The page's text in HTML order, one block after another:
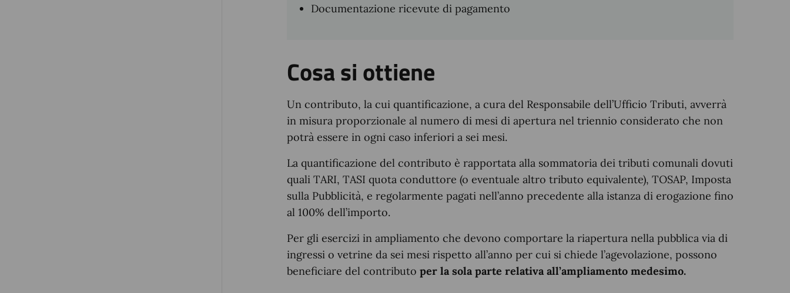
Documentazione ricevute di pagamento
Cosa si ottiene
Un contributo, la cui quantificazione, a cura del Responsabile dell’Ufficio Tributi, avverrà
in misura proporzionale al numero di mesi di apertura nel triennio considerato che non
potrà essere in ogni caso inferiori a sei mesi.
La quantificazione del contributo è rapportata alla sommatoria dei tributi comunali dovuti
quali TARI, TASI quota conduttore (o eventuale altro tributo equivalente), TOSAP, Imposta
sulla Pubblicità, e regolarmente pagati nell’anno precedente alla istanza di erogazione fino
al 100% dell’importo.
Per gli esercizi in ampliamento che devono comportare la riapertura nella pubblica via di
ingressi o vetrine da sei mesi rispetto all’anno per cui si chiede l’agevolazione, possono
beneficiare del contributo per la sola parte relativa all’ampliamento medesimo.